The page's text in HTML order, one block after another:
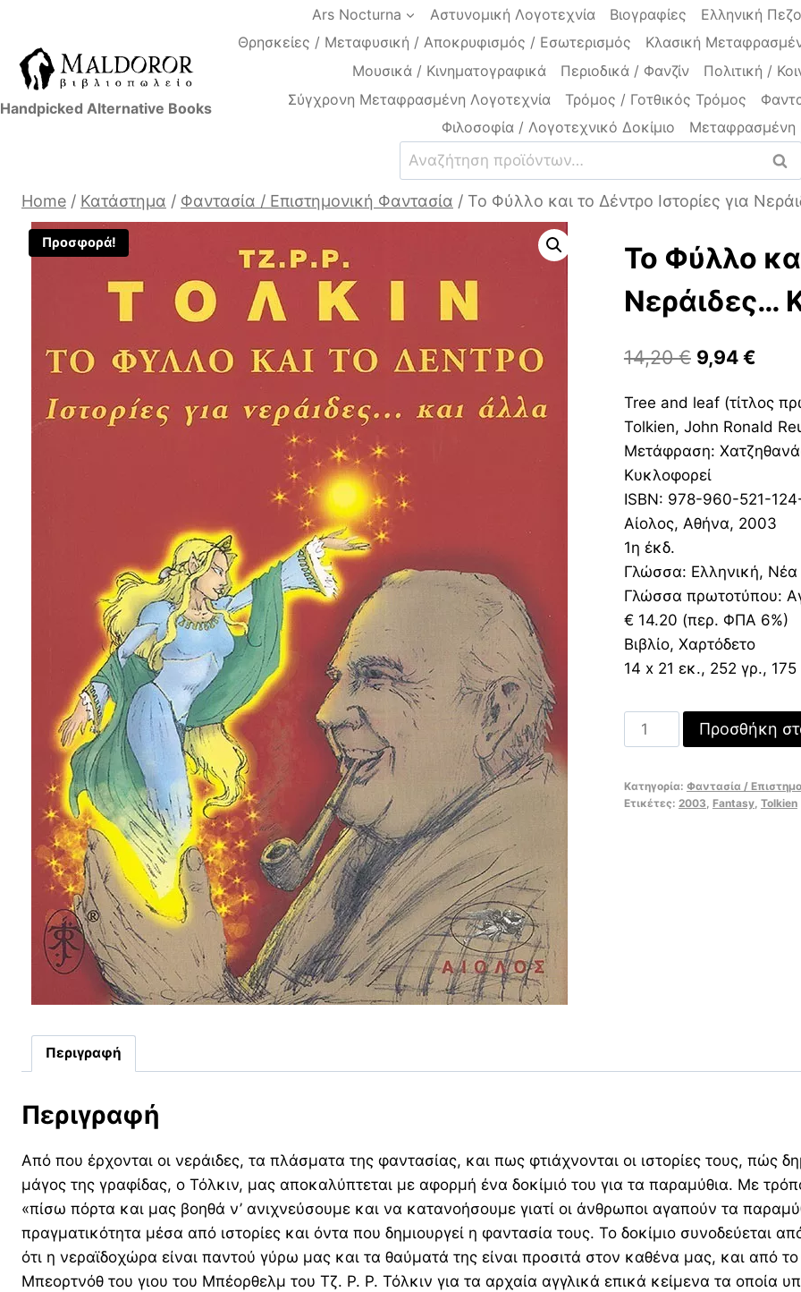
content
Handpicked Alternative Books
Ars Nocturna Αστυνομική Λογοτεχνία Βιογραφίες Ελληνική
Θρησκείες / Μεταφυσική / Αποκρυφισμός / Εσωτερισμός
Κλασική
Μουσικά / Κινηματογραφικά
Περιοδικά / Φανζίν
Πολιτική /
Σύγχρονη Μεταφρασμένη Λογοτεχνία
Τρόμος / Γοτθικός Τρόμος
Φιλοσοφία / Λογοτεχνικό Δοκίμιο
Μεταφρασμένη
Αναζήτηση
για:
Home / Κατάστημα / Φαντασία / Επιστημονική Φαντασία / Το Φύλλο και το Δέντρο Ιστορίες για
Προσφορά!
Το Φύλλο
Νεράιδες…
14,20€ Original
was:
14,20 €.
9,94€Η
τιμή
Tree and leaf (τίτλος
Tolkien, John Ronald
Μετάφραση:
Κυκλοφορεί
ISBN: 978-960-521-
Αίολος, Αθήνα, 2003
1η έκδ.
Γλώσσα: Ελληνική, Νέα
Γλώσσα πρωτοτύπου:
€ 14.20 (περ. ΦΠΑ 6%)
Βιβλίο, Χαρτόδετο
14 x 21 εκ., 252 γρ., 175
Φύλλο
το
Προσθήκη
Κατηγορία: Φαντασία /
Ετικέτες: 2003, Fantasy, Tolkien
Περιγραφή
Περιγραφή
Από που έρχονται οι νεράιδες, τα πλάσματα της φαντασίας, και πως φτιάχνονται οι ιστορίες τους, πώς
μάγος της γραφίδας, ο Τόλκιν, μας αποκαλύπτεται με αφορμή ένα δοκίμιό του για τα παραμύθια. Με
«πίσω πόρτα και μας βοηθά ν’ ανιχνεύσουμε και να κατανοήσουμε γιατί οι άνθρωποι αγαπούν τα
πραγματικότητα μέσα από ιστορίες και όντα που δημιουργεί η φαντασία τους. Το δοκίμιο συνοδεύεται
ότι η νεραϊδοχώρα είναι παντού γύρω μας και τα θαύματά της είναι προσιτά στον καθένα μας, και από
Μπεορτνόθ του γιου του Μπέορθελμ του Τζ. Ρ. Ρ. Τόλκιν για τα αρχαία αγγλικά επικά κείμενα τα οποία